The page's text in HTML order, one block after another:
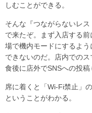
しむことができる。
そんな『つながらないレ
で来たぞ。まず入店する
場で機内モードにするよ
できないのだ。店内でのス
食後に店外でSNSへの投稿
席に着くと「Wi-Fi禁止」
ということがわかる。